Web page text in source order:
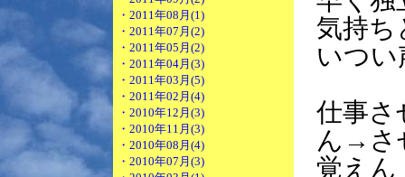
・2011年08月(1)
・2011年07月(2)
・2011年05月(2)
・2011年04月(3)
・2011年03月(5)
・2011年02月(4)
・2010年12月(3)
・2010年11月(3)
・2010年08月(4)
・2010年07月(3)
気持ち
いつ
仕事
ん→さ
覚え